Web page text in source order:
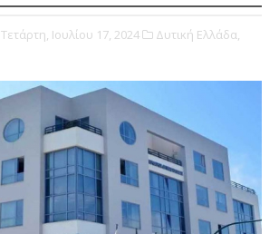
Τετάρτη, Ιουλίου 17, 2024 Δυτική Ελλάδα,